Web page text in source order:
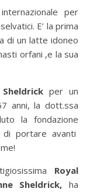
per
E’ la prima
di un latte idoneo
orfani ,e la sua
Sheldrickper un
anni, la dott.ssa
la fondazione
portare avanti
Royal
Sheldrick, ha